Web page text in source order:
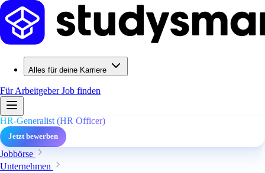
Alles für deine Karriere
Für ArbeitgeberJob finden
HR-Generalist (HR Officer)
Jetzt bewerben
Jobbörse
Unternehmen